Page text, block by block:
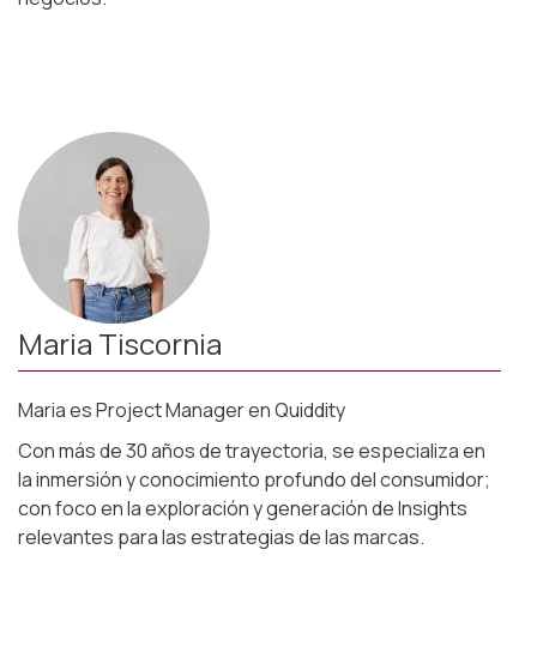
Maria Tiscornia
Maria es Project Manager en Quiddity
Con más de 30 años de trayectoria, se especializa en
la inmersión y conocimiento profundo del consumidor;
con foco en la exploración y generación de Insights
relevantes para las estrategias de las marcas.